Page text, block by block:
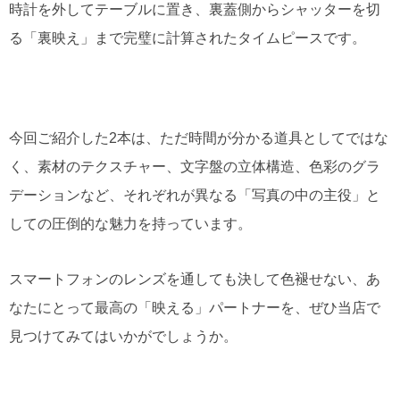
時計を外してテーブルに置き、裏蓋側からシャッターを切
る「裏映え」まで完璧に計算されたタイムピースです。
今回ご紹介した2本は、ただ時間が分かる道具としてではな
く、素材のテクスチャー、文字盤の立体構造、色彩のグラ
デーションなど、それぞれが異なる「写真の中の主役」と
しての圧倒的な魅力を持っています。
スマートフォンのレンズを通しても決して色褪せない、あ
なたにとって最高の「映える」パートナーを、ぜひ当店で
見つけてみてはいかがでしょうか。